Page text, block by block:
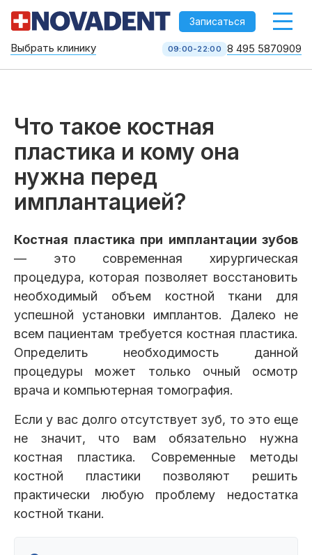
-->
Записаться
Услуги
Имплантация Протезирование Виниры
Брекеты Лечение зубов Удаление
Чистка Отбеливание
Детская
стоматология
Клиники
Химки Ленинский Чертановская
Центр доктора
Рыжова
Все клиники и франшизы (10)
Цены
Врачи
Работы
Выбрать клинику 09:00-22:00 8 495 5870909
Что такое костная
пластика и кому она
нужна перед
имплантацией?
Костная пластика при имплантации зубов
— это современная хирургическая
процедура, которая позволяет восстановить
необходимый объем костной ткани для
успешной установки имплантов. Далеко не
всем пациентам требуется костная пластика.
Определить необходимость данной
процедуры может только очный осмотр
врача и компьютерная томография.
Если у вас долго отсутствует зуб, то это еще
не значит, что вам обязательно нужна
костная пластика. Современные методы
костной пластики позволяют решить
практически любую проблему недостатка
костной ткани.